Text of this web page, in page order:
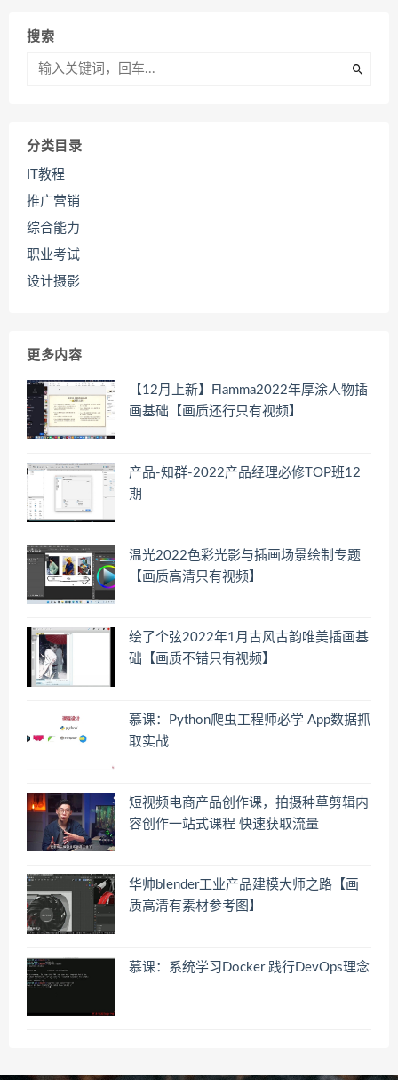
搜索
分类目录
IT教程
推广营销
综合能力
职业考试
设计摄影
更多内容
【12月上新】Flamma2022年厚涂人物插
画基础【画质还行只有视频】
产品-知群-2022产品经理必修TOP班12
期
温光2022色彩光影与插画场景绘制专题
【画质高清只有视频】
绘了个弦2022年1月古风古韵唯美插画基
础【画质不错只有视频】
慕课：Python爬虫工程师必学 App数据抓
取实战
短视频电商产品创作课，拍摄种草剪辑内
容创作一站式课程 快速获取流量
华帅blender工业产品建模大师之路【画
质高清有素材参考图】
慕课：系统学习Docker 践行DevOps理念